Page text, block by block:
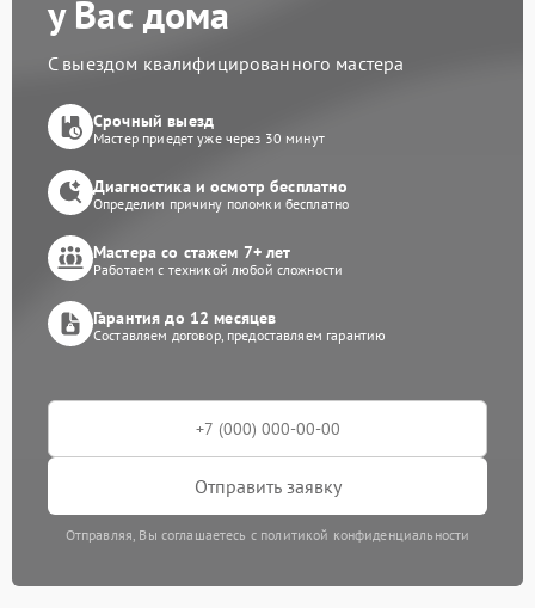
у Вас дома
С выездом квалифицированного мастера
Срочный выезд
Мастер приедет уже через 30 минут
Диагностика и осмотр бесплатно
Определим причину поломки бесплатно
Мастера со стажем 7+ лет
Работаем с техникой любой сложности
Гарантия до 12 месяцев
Составляем договор, предоставляем гарантию
Отправить заявку
Отправляя, Вы соглашаетесь с политикой конфиденциальности